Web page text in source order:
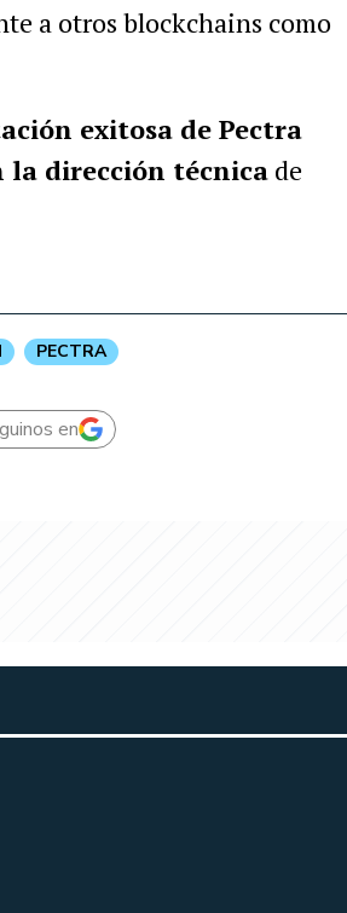
a otros blockchains como
exitosa de Pectra
la dirección técnicade
PECTRA
en